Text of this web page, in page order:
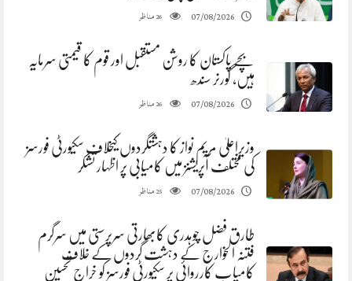
07/08/2026
26مناظر
بچے پاکستان کا روشن مستقبل اور قوم کا قیمتی سرمایہ
ہیں، گورنر سندھ
07/08/2026
26مناظر
وزیراعلیٰ مریم نواز کا دہشتگردوں کیخلاف سکیورٹی فورسز
کی مختلف آپریشنز میں کامیابی پر اظہار تشکر
07/08/2026
25مناظر
طارق فضل چوہدری کابھارتی سرپرستی میں سرگرم
فتنہ الخوارج کے دہشت گردوں کے خلاف
کامیاب کارروائی پر سکیورٹی فورسز کو خراجِ تحسین